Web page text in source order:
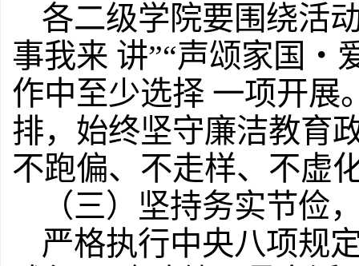
各二级学院要围绕活
事我来 讲”“声颂家国・
作中至少选择 一项开展
排，始终坚守廉洁教育
不跑偏、不走样、不虚
（三）坚持务实节俭
严格执行中央八项规